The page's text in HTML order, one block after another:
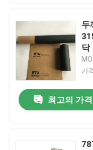
두
닥
가
최고의 가격